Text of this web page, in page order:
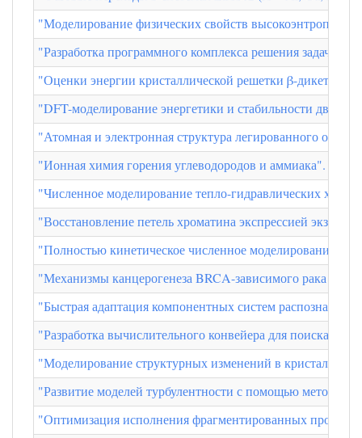
"Моделирование физических свойств
"Разработка программного комплекса решения задач
"Оценки энергии кристаллической решетки β-
"DFT-моделирование энергетики и стабильности
"Атомная и электронная структура легированного
"Ионная химия горения углеводородов и аммиака".
"Численное моделирование тепло-гидравлических
"Восстановление петель хроматина экспрессией
"Полностью кинетическое численное моделирование
"Механизмы канцерогенеза BRCA-зависимого рака
"Быстрая адаптация компонентных систем
"Разработка вычислительного конвейера для поиска и
"Моделирование структурных изменений в кристаллах
"Развитие моделей турбулентности с помощью методов
"Оптимизация исполнения фрагментированных